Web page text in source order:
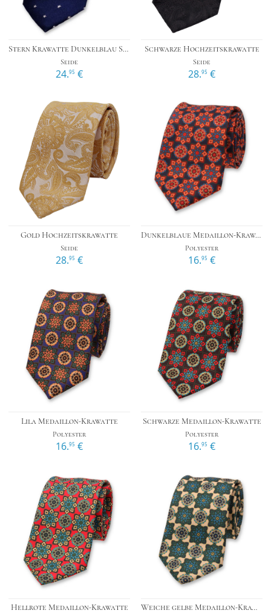
Stern Krawatte Dunkelblau Silber
Seide
24.95 €
Schwarze Hochzeitskrawatte
Seide
28.95 €
Gold Hochzeitskrawatte
Seide
28.95 €
Dunkelblaue Medaillon-Krawatte
Polyester
16.95 €
Lila Medaillon-Krawatte
Polyester
16.95 €
Schwarze Medaillon-Krawatte
Polyester
16.95 €
Hellrote Medaillon-Krawatte Weiche gelbe Medaillon-Krawatte